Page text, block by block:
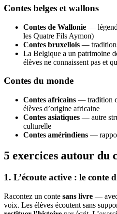
Contes belges et wallons
Contes de Wallonie —
les Quatre Fils Aymon)
Contes bruxellois —
La Belgique a un patrimoine
élèves ne connaissent pas et
Contes du monde
Contes africains — tradition
élèves d’origine africaine
Contes asiatiques — autre
culturelle
Contes amérindiens —
5 exercices autour du
1. L’écoute active : le conte
Racontez un conte sans livre — avec
voix. Les élèves écoutent sans